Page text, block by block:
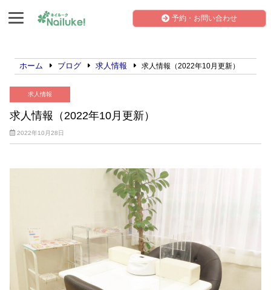
予約・お問い合わせ
ホーム ブログ 求人情報 求人情報（2022年10月更新）
求人情報
求人情報（2022年10月更新）
2022年10月28日